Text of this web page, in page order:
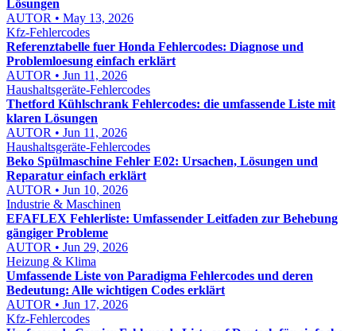
Lösungen
AUTOR • May 13, 2026
Kfz-Fehlercodes
Referenztabelle fuer Honda Fehlercodes: Diagnose und
Problemloesung einfach erklärt
AUTOR • Jun 11, 2026
Haushaltsgeräte-Fehlercodes
Thetford Kühlschrank Fehlercodes: die umfassende Liste mit
klaren Lösungen
AUTOR • Jun 11, 2026
Haushaltsgeräte-Fehlercodes
Beko Spülmaschine Fehler E02: Ursachen, Lösungen und
Reparatur einfach erklärt
AUTOR • Jun 10, 2026
Industrie & Maschinen
EFAFLEX Fehlerliste: Umfassender Leitfaden zur Behebung
gängiger Probleme
AUTOR • Jun 29, 2026
Heizung & Klima
Umfassende Liste von Paradigma Fehlercodes und deren
Bedeutung: Alle wichtigen Codes erklärt
AUTOR • Jun 17, 2026
Kfz-Fehlercodes